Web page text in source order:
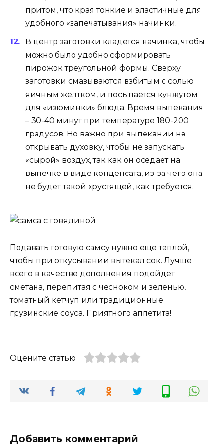
притом, что края тонкие и эластичные для
удобного «запечатывания» начинки.
В центр заготовки кладется начинка, чтобы
можно было удобно сформировать
пирожок треугольной формы. Сверху
заготовки смазываются взбитым с солью
яичным желтком, и посыпается кунжутом
для «изюминки» блюда. Время выпекания
– 30-40 минут при температуре 180-200
градусов. Но важно при выпекании не
открывать духовку, чтобы не запускать
«сырой» воздух, так как он оседает на
выпечке в виде конденсата, из-за чего она
не будет такой хрустящей, как требуется.
Подавать готовую самсу нужно еще теплой,
чтобы при откусывании вытекал сок. Лучше
всего в качестве дополнения подойдет
сметана, перепитая с чесноком и зеленью,
томатный кетчуп или традиционные
грузинские соуса. Приятного аппетита!
Оцените статью
Добавить комментарий